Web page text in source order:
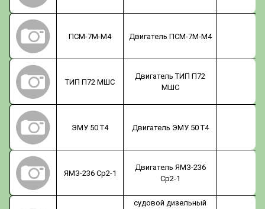
ПСМ-7М-М4 Двигатель ПСМ-7М-М4
ТИП П72 МШС
Двигатель ТИП П72
МШС
ЭМУ 50 Т4 Двигатель ЭМУ 50 Т4
ЯМЗ-236 Ср2-1
Двигатель ЯМЗ-236
Ср2-1
судовой дизельный